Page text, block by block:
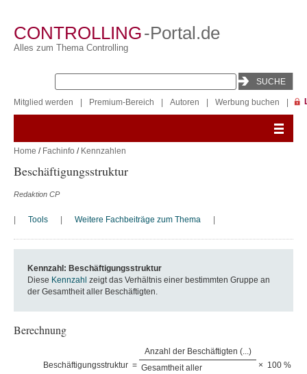
CONTROLLING-Portal.de
Alles zum Thema Controlling
Mitglied werden Premium-Bereich Autoren Werbung buchen
Home / Fachinfo / Kennzahlen
Beschäftigungsstruktur
Redaktion CP
Tools Weitere Fachbeiträge zum Thema
Kennzahl: Beschäftigungsstruktur
Diese Kennzahl zeigt das Verhältnis einer bestimmten Gruppe an
der Gesamtheit aller Beschäftigten.
Berechnung
Beschäftigungsstruktur =
Anzahl der Beschäftigten (...)
× 100 %
Gesamtheit aller